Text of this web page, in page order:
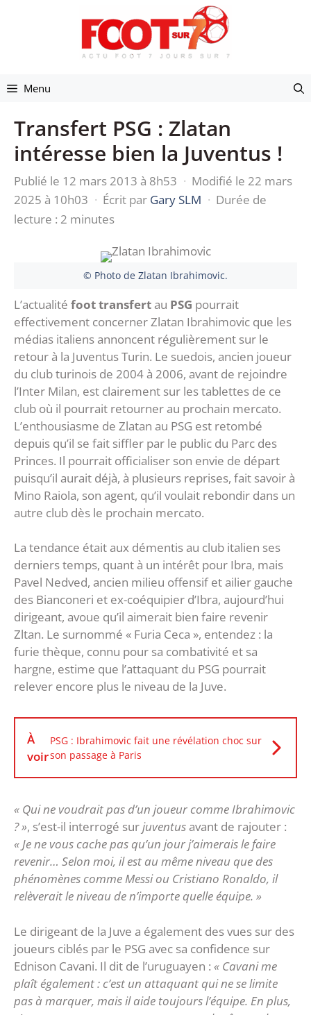
Menu
Transfert PSG : Zlatan
intéresse bien la Juventus !
Publié le 12 mars 2013 à 8h53 · Modifié le 22 mars
2025 à 10h03 · Écrit par Gary SLM · Durée de
lecture : 2 minutes
© Photo de Zlatan Ibrahimovic.
L’actualité foot transfertau PSG pourrait
effectivement concerner Zlatan Ibrahimovic que les
médias italiens annoncent régulièrement sur le
retour à la Juventus Turin. Le suedois, ancien joueur
du club turinois de 2004 à 2006, avant de rejoindre
l’Inter Milan, est clairement sur les tablettes de ce
club où il pourrait retourner au prochain mercato.
L’enthousiasme de Zlatan au PSG est retombé
depuis qu’il se fait siffler par le public du Parc des
Princes. Il pourrait officialiser son envie de départ
puisqu’il aurait déjà, à plusieurs reprises, fait savoir à
Mino Raiola, son agent, qu’il voulait rebondir dans un
autre club dès le prochain mercato.
La tendance était aux démentis au club italien ses
derniers temps, quant à un intérêt pour Ibra, mais
Pavel Nedved, ancien milieu offensif et ailier gauche
des Bianconeri et ex-coéquipier d’Ibra, aujourd’hui
dirigeant, avoue qu’il aimerait bien faire revenir
Zltan. Le surnommé « Furia Ceca », entendez : la
furie thèque, connu pour sa combativité et sa
hargne, estime que l’attaquant du PSG pourrait
relever encore plus le niveau de la Juve.
À
voir
PSG : Ibrahimovic fait une révélation choc sur
son passage à Paris
« Qui ne voudrait pas d’un joueur comme Ibrahimovic
? », s’est-il interrogé surjuventusavant de rajouter :
« Je ne vous cache pas qu’un jour j’aimerais le faire
revenir… Selon moi, il est au même niveau que des
phénomènes comme Messi ou Cristiano Ronaldo, il
relèverait le niveau de n’importe quelle équipe. »
Le dirigeant de la Juve a également des vues sur des
joueurs ciblés par le PSG avec sa confidence sur
Ednison Cavani. Il dit de l’uruguayen : « Cavani me
plaît également : c’est un attaquant qui ne se limite
pas à marquer, mais il aide toujours l’équipe. En plus,